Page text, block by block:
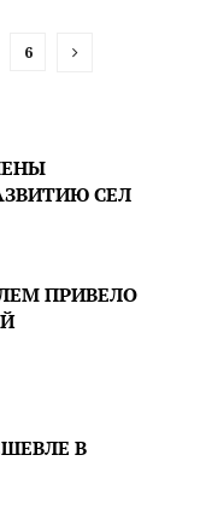
6
СЕЛ
ПРИВЕЛО
В